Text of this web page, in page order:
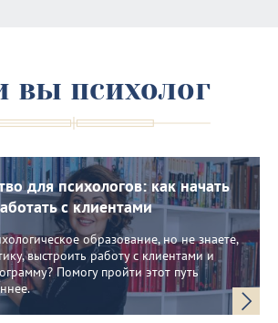
вы психолог
для психологов: как начать
с клиентами
образование, но не знаете,
выстроить работу с клиентами и
Помогу пройти этот путь